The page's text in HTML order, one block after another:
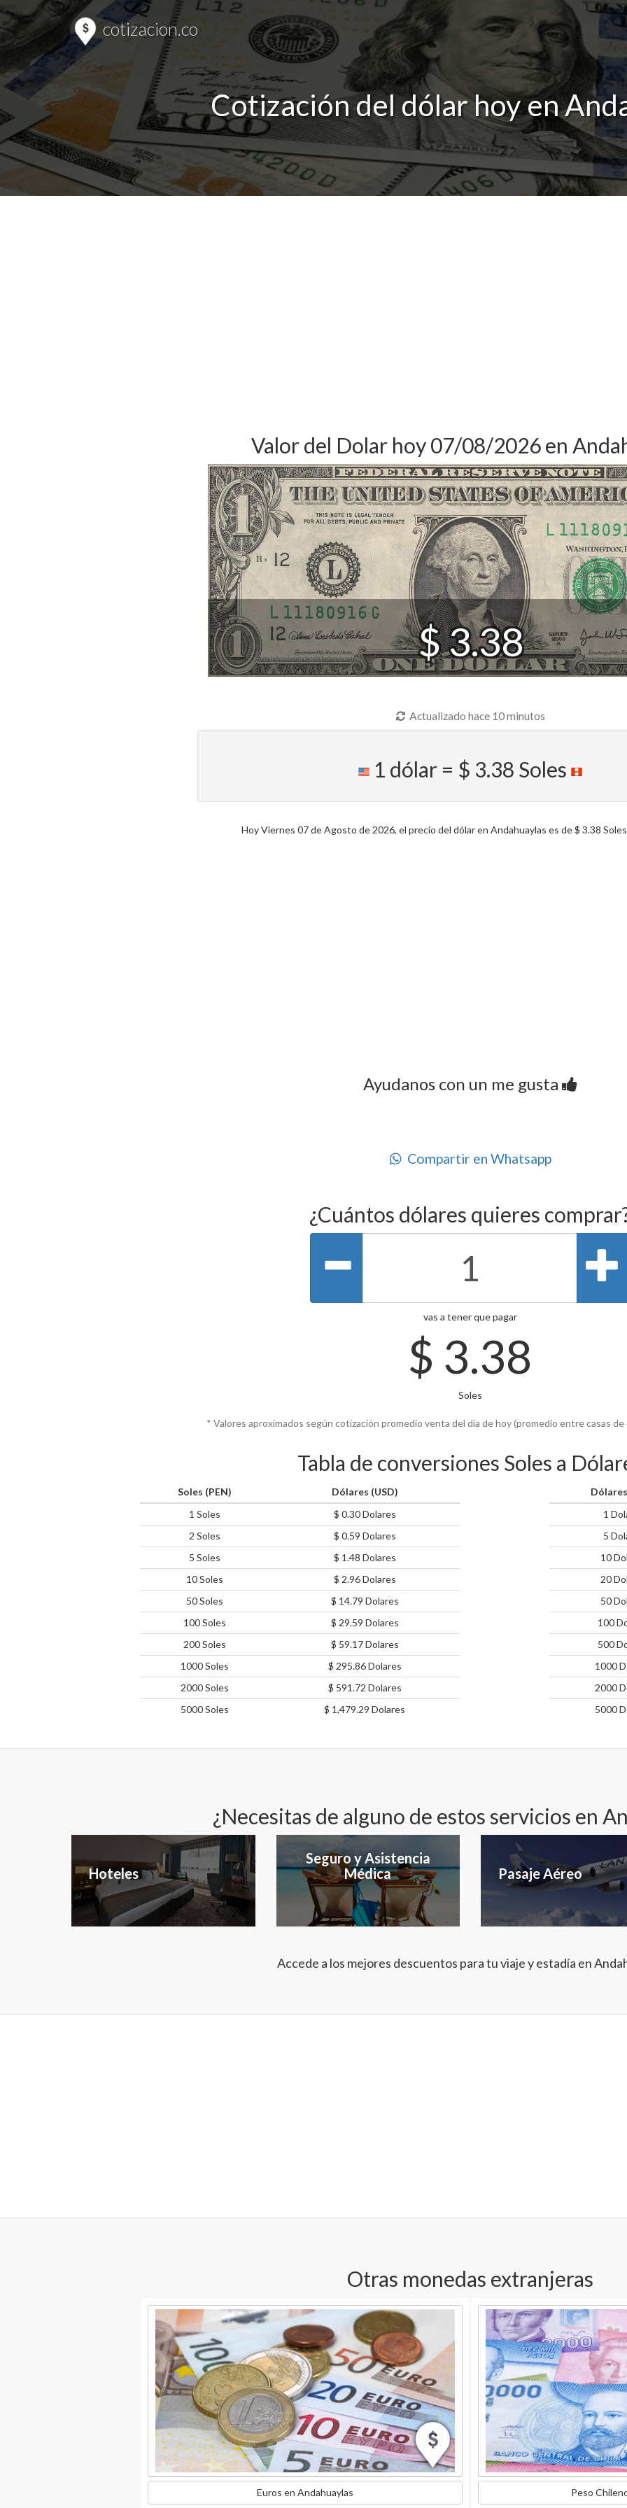
cotizacion.co
Cotización del dólar hoy en
Valor del Dolar hoy 07/08/2026 en
$ 3.38
Actualizado hace 10 minutos
1 dólar = $ 3.38 Soles
Hoy Viernes 07 de Agosto de 2026, el precio del dólar en Andahuaylas es de $ 3.38
Ayudanos con un me gusta
Compartir en Whatsapp
¿Cuántos dólares quieres
vas a tener que pagar
$ 3.38
Soles
* Valores aproximados según cotización promedio venta del día de hoy (promedio entre casas
Tabla de conversiones Soles a
Soles (PEN)
Dólares (USD)
1 Soles
$ 0.30 Dolares
2 Soles
$ 0.59 Dolares
5 Soles
$ 1.48 Dolares
10 Soles
$ 2.96 Dolares
50 Soles
$ 14.79 Dolares
100 Soles
$ 29.59 Dolares
200 Soles
$ 59.17 Dolares
1000 Soles
$ 295.86 Dolares
2000 Soles
$ 591.72 Dolares
5000 Soles
$ 1,479.29 Dolares
1
5
10
20
50
100
500
1000
2000
5000
¿Necesitas de alguno de estos servicios en
Hoteles
Seguro y Asistencia
Médica
Pasaje Aéreo
Accede a los mejores descuentos para tu viaje y estadía en
Otras monedas extranjeras
Euros en Andahuaylas Peso